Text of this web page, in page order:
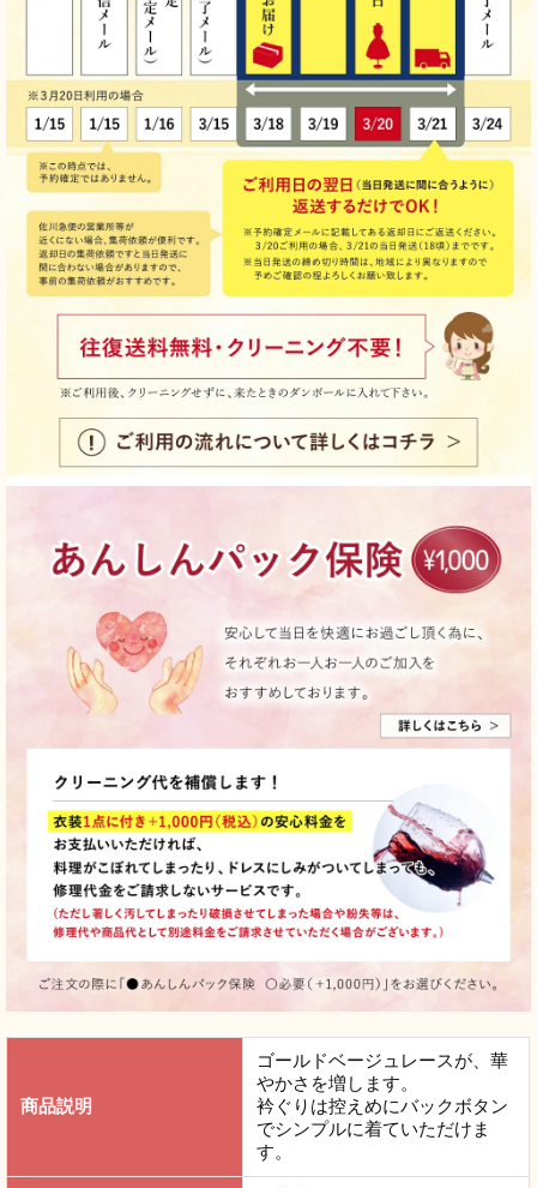
商品説明
ゴールドベージュレースが、華
やかさを増します。
衿ぐりは控えめにバックボタン
でシンプルに着ていただけま
す。